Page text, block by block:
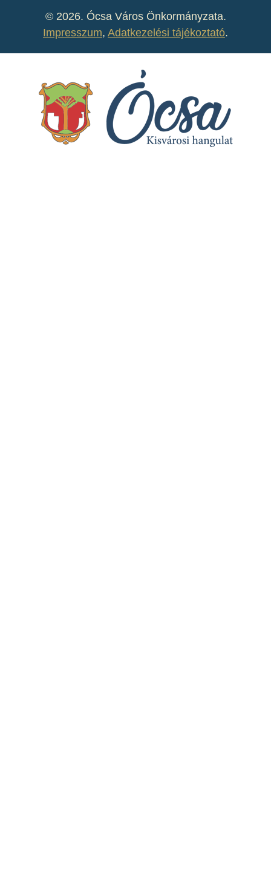
© 2026. Ócsa Város Önkormányzata.
Impresszum, Adatkezelési tájékoztató.